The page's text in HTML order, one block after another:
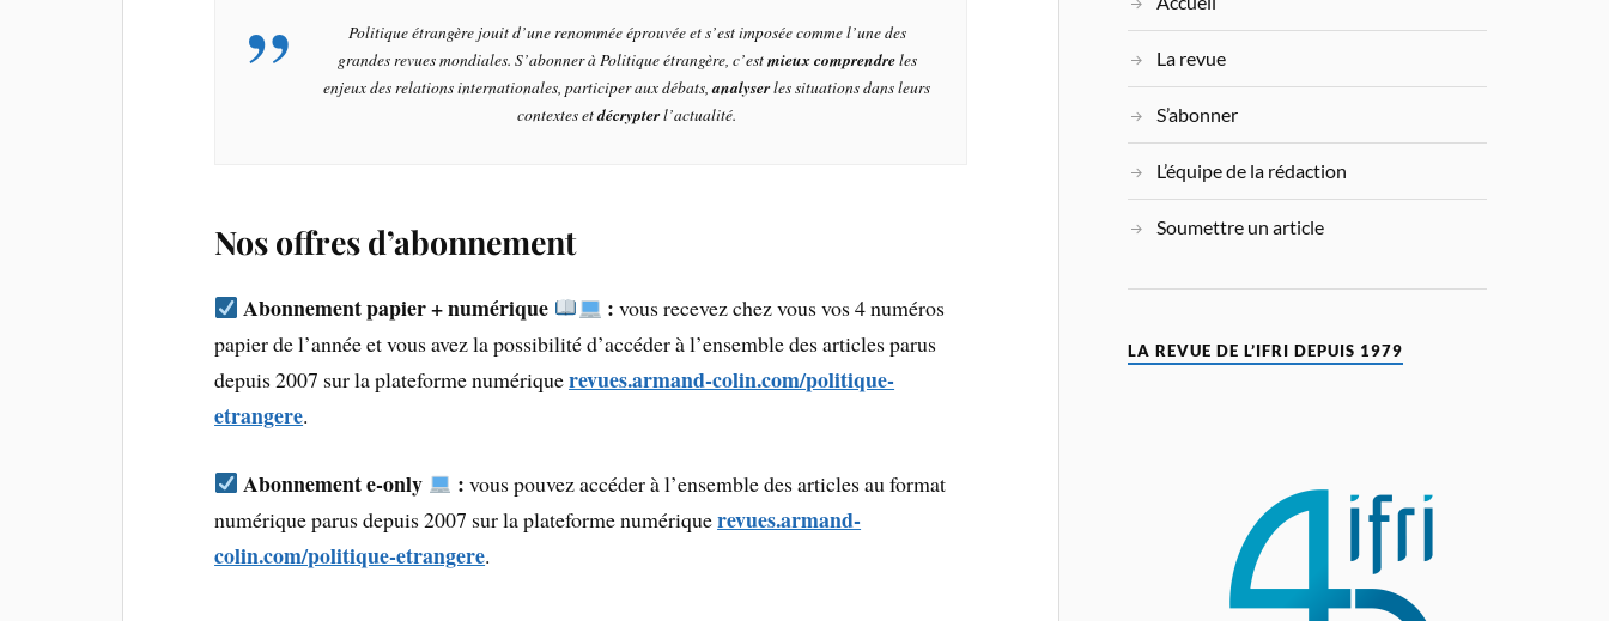
Politique étrangère jouit d’une renommée éprouvée et s’est imposée comme l’une des
grandes revues mondiales. S’abonner à Politique étrangère, c’estmieux comprendreles
enjeux des relations internationales, participer aux débats,analyserles situations dans leurs
contextes etdécrypterl’actualité.
Nos offres d’abonnement
Abonnement papier + numérique : vous recevez chez vous vos 4 numéros
papier de l’année et vous avez la possibilité d’accéder à l’ensemble des articles parus
depuis 2007 sur la plateforme numériquerevues.armand-colin.com/politique-
etrangere.
Abonnement e-only : vous pouvez accéder à l’ensemble des articles au format
numérique parus depuis 2007 sur la plateforme numériquerevues.armand-
colin.com/politique-etrangere.
La revue
S’abonner
L’équipe de la rédaction
Soumettre un article
LA REVUE DE L’IFRI DEPUIS 1979